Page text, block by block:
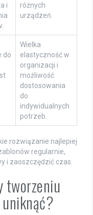
i
różnych
urządzeń.
do
Wielka
elastyczność w
organizacji i
możliwość
dostosowania
do
indywidualnych
potrzeb.
rozwiązanie najlepiej
regularnie,
i zaoszczędzić czas.
tworzeniu